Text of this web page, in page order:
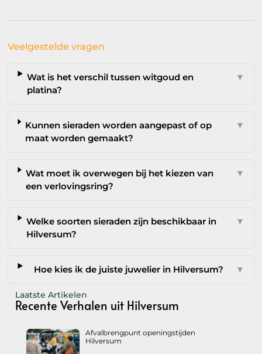
Veelgestelde vragen
Wat is het verschil tussen witgoud en
platina?
▼
Kunnen sieraden worden aangepast of op
maat worden gemaakt?
▼
Wat moet ik overwegen bij het kiezen van
een verlovingsring?
▼
Welke soorten sieraden zijn beschikbaar in
Hilversum?
▼
Hoe kies ik de juiste juwelier in Hilversum? ▼
Laatste Artikelen
Recente Verhalen uit Hilversum
Afvalbrengpunt openingstijden
Hilversum